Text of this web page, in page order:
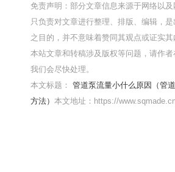
免责声明：部分文章信息来源于网络以
只负责对文章进行整理、排版、编辑，
之目的，并不意味着赞同其观点或证实
本站文章和转稿涉及版权等问题，请作者
我们会尽快处理。
本文标题：管道泵流量小什么原因（管
方法）本文地址：https://